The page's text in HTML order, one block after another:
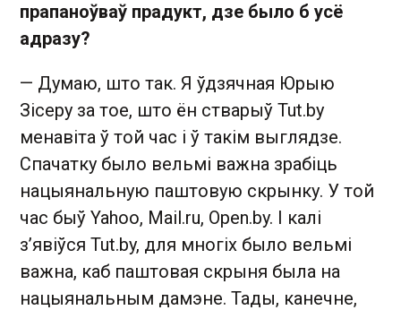
прапаноўваў прадукт, дзе было б усё
адразу?
— Думаю, што так. Я ўдзячная Юрыю
Зісеру за тое, што ён стварыў Tut.by
менавіта ў той час і ў такім выглядзе.
Спачатку было вельмі важна зрабіць
нацыянальную паштовую скрынку. У той
час быў Yahoo, Mail.ru, Open.by. І калі
з’явіўся Tut.by, для многіх было вельмі
важна, каб паштовая скрыня была на
нацыянальным дамэне. Тады, канечне,